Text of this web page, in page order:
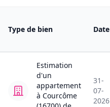
Type de bien Date
Estimation
d'un
appartement
à Courcôme
31-
07-
2026